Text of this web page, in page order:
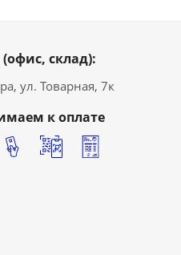
склад):
ул. Товарная, 7к
к оплате